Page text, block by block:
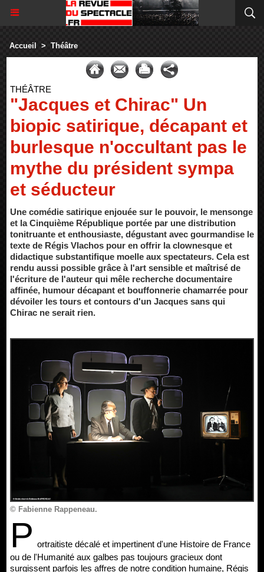
Accueil > Théâtre
THÉÂTRE
"Jacques et Chirac" Un
biopic satirique, décapant et
burlesque n'occultant pas le
mythe du président sympa
et séducteur
Une comédie satirique enjouée sur le pouvoir, le mensonge
et la Cinquième République portée par une distribution
tonitruante et enthousiaste, dégustant avec gourmandise le
texte de Régis Vlachos pour en offrir la clownesque et
didactique substantifique moelle aux spectateurs. Cela est
rendu aussi possible grâce à l'art sensible et maîtrisé de
l'écriture de l'auteur qui mêle recherche documentaire
affinée, humour décapant et bouffonnerie chamarrée pour
dévoiler les tours et contours d'un Jacques sans qui
Chirac ne serait rien.
© Fabienne Rappeneau.
P ortraitiste décalé et impertinent d'une Histoire de France
ou de l'Humanité aux galbes pas toujours gracieux dont
surgissent parfois les affres de notre condition humaine, Régis